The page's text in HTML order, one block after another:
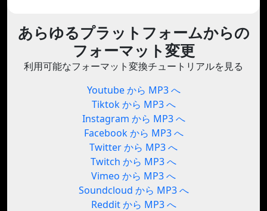
あらゆるプラットフォームからの
フォーマット変更
利用可能なフォーマット変換チュートリアルを見る
Youtube から MP3 へ
Tiktok から MP3 へ
Instagram から MP3 へ
Facebook から MP3 へ
Twitter から MP3 へ
Twitch から MP3 へ
Vimeo から MP3 へ
Soundcloud から MP3 へ
Reddit から MP3 へ